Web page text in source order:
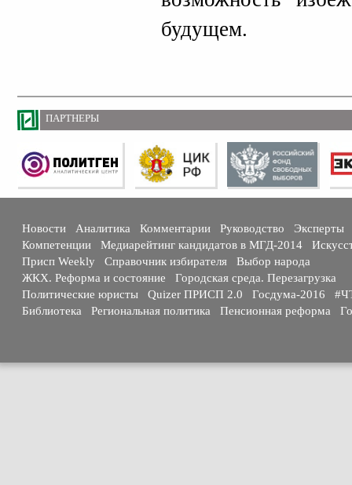
будущем.
ПАРТНЕРЫ
Новости Аналитика Комментарии Руководство
Эксперты
Компетенции
Медиарейтинг кандидатов в МГД-2014
Присп Weekly
Справочник избирателя
Выбор народа
ЖКХ. Реформа и состояние
Городская среда. Перезагрузка
Политические юристы
Quizer ПРИСП 2.0 Госдума-2016
Библиотека
Региональная политика Пенсионная реформа